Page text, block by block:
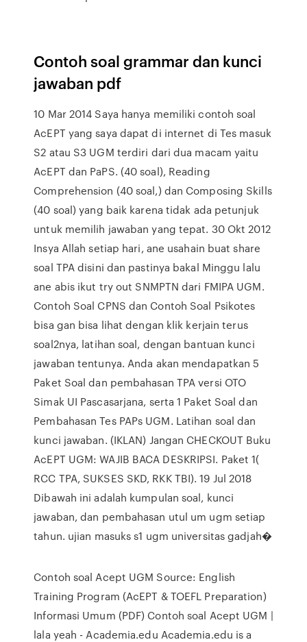
Contoh soal grammar dan kunci
jawaban pdf
10 Mar 2014 Saya hanya memiliki contoh soal
AcEPT yang saya dapat di internet di Tes masuk
S2 atau S3 UGM terdiri dari dua macam yaitu
AcEPT dan PaPS. (40 soal), Reading
Comprehension (40 soal,) dan Composing Skills
(40 soal) yang baik karena tidak ada petunjuk
untuk memilih jawaban yang tepat. 30 Okt 2012
Insya Allah setiap hari, ane usahain buat share
soal TPA disini dan pastinya bakal Minggu lalu
ane abis ikut try out SNMPTN dari FMIPA UGM.
Contoh Soal CPNS dan Contoh Soal Psikotes
bisa gan bisa lihat dengan klik kerjain terus
soal2nya, latihan soal, dengan bantuan kunci
jawaban tentunya. Anda akan mendapatkan 5
Paket Soal dan pembahasan TPA versi OTO
Simak UI Pascasarjana, serta 1 Paket Soal dan
Pembahasan Tes PAPs UGM. Latihan soal dan
kunci jawaban. (IKLAN) Jangan CHECKOUT Buku
AcEPT UGM: WAJIB BACA DESKRIPSI. Paket 1(
RCC TPA, SUKSES SKD, RKK TBI). 19 Jul 2018
Dibawah ini adalah kumpulan soal, kunci
jawaban, dan pembahasan utul um ugm setiap
tahun. ujian masuks s1 ugm universitas gadjah�
Contoh soal Acept UGM Source: English
Training Program (AcEPT & TOEFL Preparation)
Informasi Umum (PDF) Contoh soal Acept UGM |
lala yeah - Academia.edu Academia.edu is a